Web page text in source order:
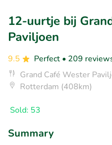
12-uurtje bij
Paviljoen
9.5 Perfect • 209
Grand Café Wester
Rotterdam (408km)
Sold: 53
Summary